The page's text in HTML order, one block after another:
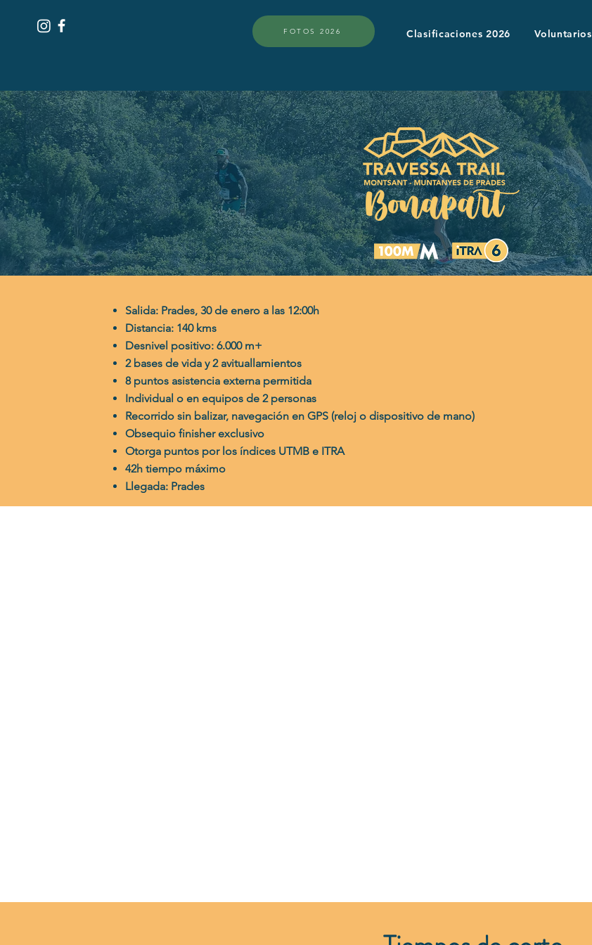
FOTOS 2026 Clasificaciones 2026 Voluntarios
Salida: Prades, 30 de enero a las 12:00h
Distancia: 140 kms
Desnivel positivo: 6.000 m+
2 bases de vida y 2 avituallamientos
8 puntos asistencia externa permitida
Individual o en equipos de 2 personas
Recorrido sin balizar, navegación en GPS (reloj o dispositivo de mano)
Obsequio finisher exclusivo
Otorga puntos por los índices UTMB e ITRA
42h tiempo máximo
Llegada: Prades